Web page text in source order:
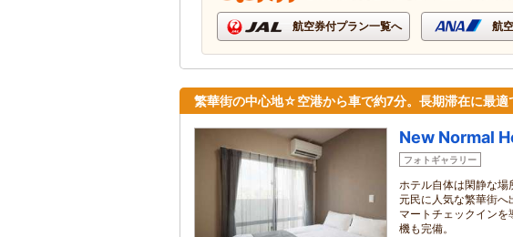
航空券付プラン一覧へ 航
繁華街の中心地☆空港から車で約7分。長期滞在に最適
New Normal
フォトギャラリー
ホテル自体は閑静な場
元民に人気な繁華街へ
マートチェックイン
機も完備。